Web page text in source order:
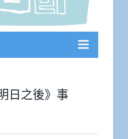
日之後》事